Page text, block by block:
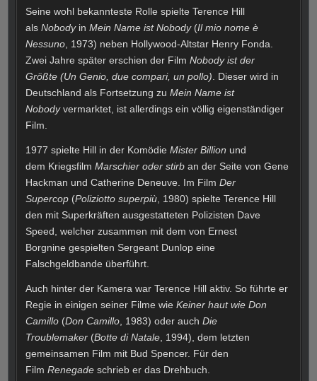
Seine wohl bekannteste Rolle spielte Terence Hill
alsNobodyinMein Name ist Nobody(Il mio nome è
Nessuno, 1973) neben Hollywood-Altstar Henry Fonda.
Zwei Jahre später erschien der FilmNobody ist der
Größte (Un Genio, due compari, un pollo). Dieser wird in
Deutschland als Fortsetzung zuMein Name ist
Nobodyvermarktet, ist allerdings ein völlig eigenständiger
Film.
1977 spielte Hill in der KomödieMister Billion und
dem KriegsfilmMarschier oder stirb an der Seite von Gene
Hackman und Catherine Deneuve. Im FilmDer
Supercop (Poliziotto superpiù, 1980) spielte Terence Hill
den mit Superkräften ausgestatteten Polizisten Dave
Speed, welcher zusammen mit dem von Ernest
Borgnine gespielten Sergeant Dunlop eine
Falschgeldbande überführt.
Auch hinter der Kamera war Terence Hill aktiv. So führte er
Regie in einigen seiner Filme wieKeiner haut wie Don
Camillo (Don Camillo, 1983) oder auchDie
Troublemaker (Botte di Natale, 1994), dem letzten
gemeinsamen Film mit Bud Spencer. Für den
FilmRenegade schrieb er das Drehbuch.